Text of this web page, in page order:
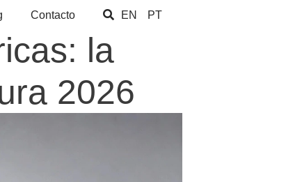
Contacto EN PT
la
2026